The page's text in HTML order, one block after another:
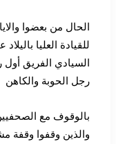
الحال من بعضوا
للقيادة العليا
السيادي الفريق أول
رجل الحوبة والكاهن
بالوقوف مع
والذين وقفوا وقفة